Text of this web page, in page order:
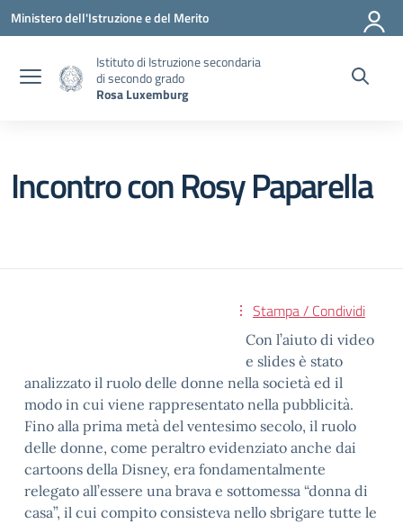
Vai ai contenuti
Vai al menu di navigazione
Vai al footer
Ministero dell'Istruzione e del Merito
Istituto di Istruzione secondaria
di secondo grado
Rosa Luxemburg
Incontro con Rosy Paparella
Stampa / Condividi
Con l’aiuto di video
e slides è stato
analizzato il ruolo delle donne nella società ed il
modo in cui viene rappresentato nella pubblicità.
Fino alla prima metà del ventesimo secolo, il ruolo
delle donne, come peraltro evidenziato anche dai
cartoons della Disney, era fondamentalmente
relegato all’essere una brava e sottomessa “donna di
casa”, il cui compito consisteva nello sbrigare tutte le